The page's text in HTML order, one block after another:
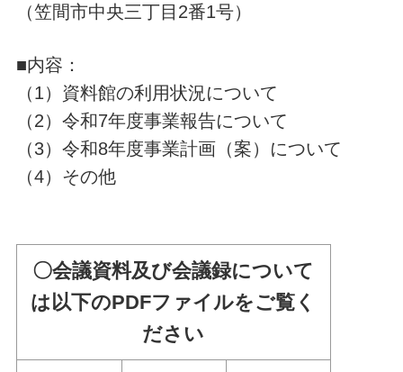
（笠間市中央三丁目2番1号）
■内容：
（1）資料館の利用状況について
（2）令和7年度事業報告について
（3）令和8年度事業計画（案）について
（4）その他
〇会議資料及び会議録について
は以下のPDFファイルをご覧く
ださい